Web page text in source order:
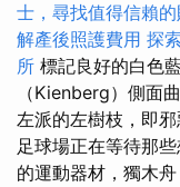
士，尋找值得信賴
解產後照護費用 探
所 標記良好的白色
（Kienberg）側面
左派的左樹枝，即
足球場正在等待那
的運動器材，獨木